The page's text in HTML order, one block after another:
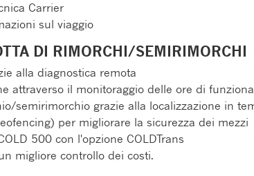
Carrier
sul viaggio
DI RIMORCHI/SEMIRIMORCHI
alla diagnostica remota
attraverso il monitoraggio delle ore di
semirimorchio grazie alla localizzazione in
per migliorare la sicurezza dei mezzi
500 con l'opzione COLDTrans
migliore controllo dei costi.